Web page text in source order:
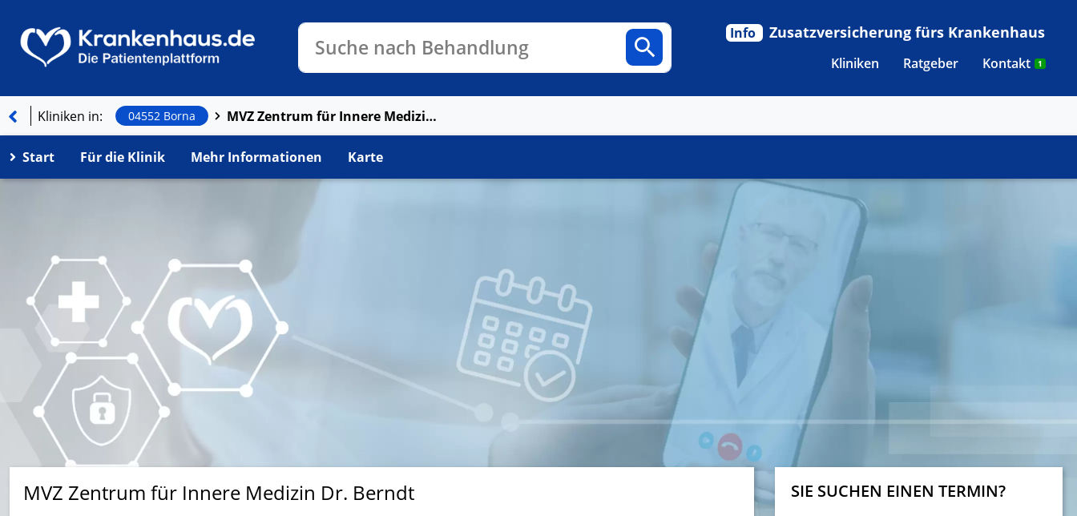
Suche nach Behandlung
Kliniken
Ratgeber Kontakt 1
Info Zusatzversicherung fürs Krankenhaus
Kliniken in: 04552 Borna MVZ Zentrum für Innere Medizin Dr. Berndt
Start Für die Klinik Mehr Informationen Karte
MVZ Zentrum für Innere Medizin Dr. Berndt SIE SUCHEN EINEN TERMIN?